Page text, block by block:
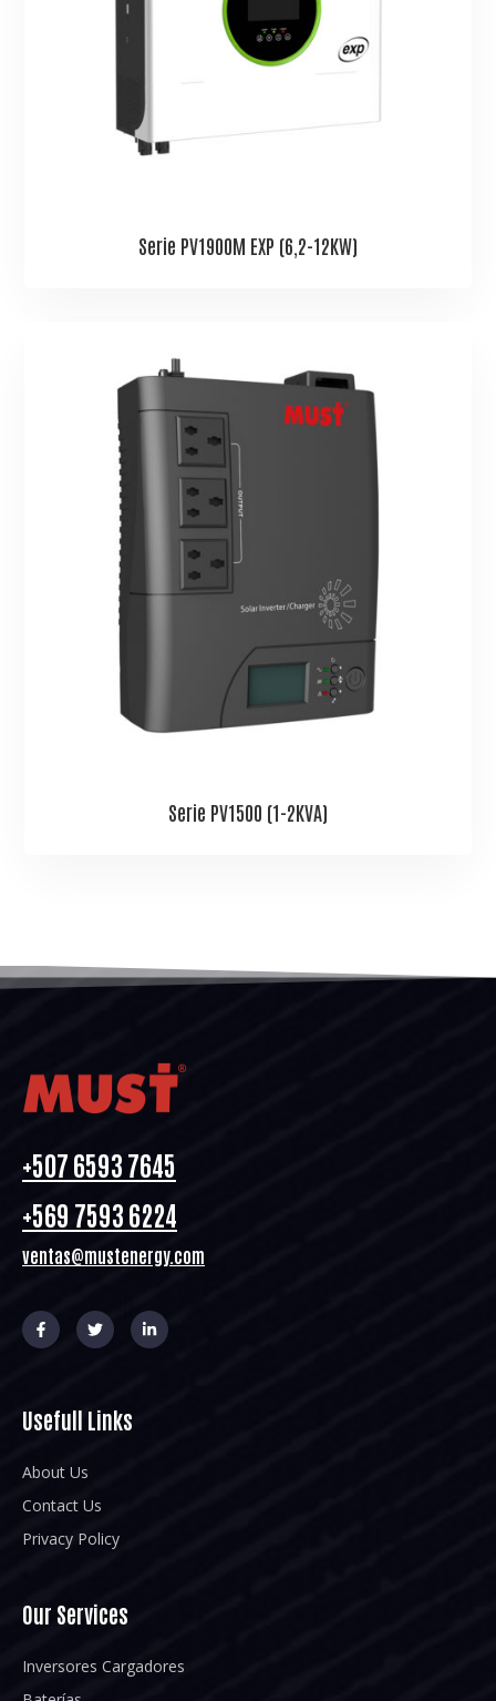
Serie PV1900M EXP (6,2-12KW)
Serie PV1500 (1-2KVA)
+507 6593 7645
+569 7593 6224
ventas@mustenergy.com
Usefull Links
About Us
Contact Us
Privacy Policy
Our Services
Inversores Cargadores